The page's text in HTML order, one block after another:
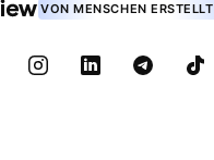
VON MENSCHEN ERSTELLT